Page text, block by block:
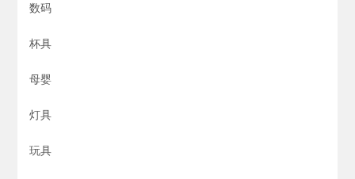
数码
杯具
母婴
灯具
玩具